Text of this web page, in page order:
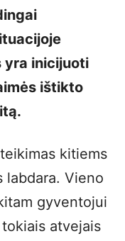
yra inicijuoti
ištikto
kitiems
labdara. Vieno
gyventojui
atvejais